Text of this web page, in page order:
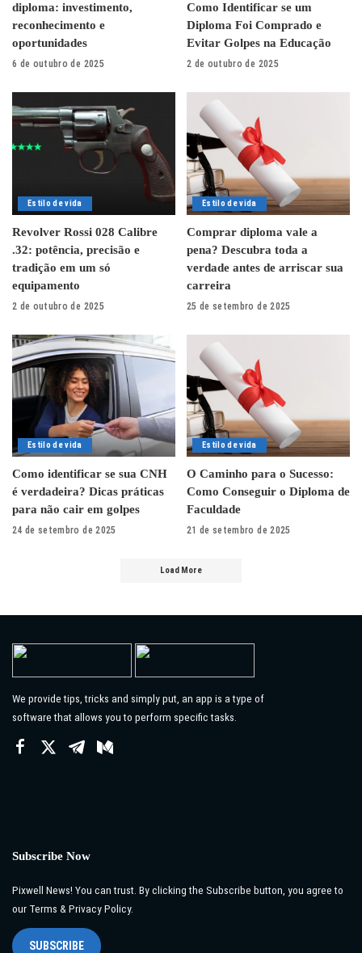
diploma: investimento,
reconhecimento e
oportunidades
6 de outubro de 2025
Como Identificar se um
Diploma Foi Comprado e
Evitar Golpes na Educação
2 de outubro de 2025
Estilo de vida
Revolver Rossi 028 Calibre
.32: potência, precisão e
tradição em um só
equipamento
2 de outubro de 2025
Estilo de vida
Comprar diploma vale a
pena? Descubra toda a
verdade antes de arriscar sua
carreira
25 de setembro de 2025
Estilo de vida
Como identificar se sua CNH
é verdadeira? Dicas práticas
para não cair em golpes
24 de setembro de 2025
Estilo de vida
O Caminho para o Sucesso:
Como Conseguir o Diploma de
Faculdade
21 de setembro de 2025
Load More
We provide tips, tricks and simply put, an app is a type of
software that allows you to perform specific tasks.
Subscribe Now
Pixwell News! You can trust. By clicking the Subscribe button, you agree to
our Terms & Privacy Policy.
SUBSCRIBE